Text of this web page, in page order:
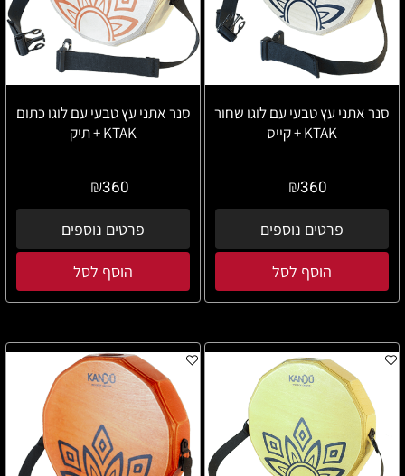
סנר אתני עץ טבעי עם לוגו שחור
KTAK + קייס
₪360
פרטים נוספים
הוסף לסל
סנר אתני עץ טבעי עם לוגו כתום
KTAK + תיק
₪360
פרטים נוספים
הוסף לסל